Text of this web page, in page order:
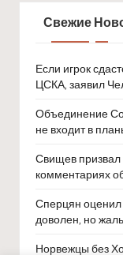
Свежие
Если игрок
ЦСКА, заявил
Объединение
не входит в
Свищев призвал
комментариях
Сперцян оценил
доволен, но
Норвежцы без